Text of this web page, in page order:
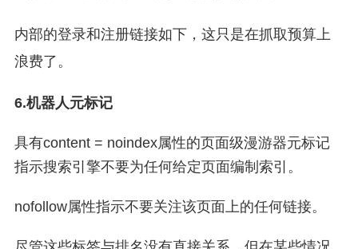
内部的登录和注册链接如下，这只是在抓取预算上
浪费了。
6.机器人元标记
具有content = noindex属性的页面级漫游器元标记
指示搜索引擎不要为任何给定页面编制索引。
nofollow属性指示不要关注该页面上的任何链接。